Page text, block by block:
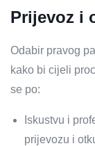
Prijevoz i
Odabir pravog
kako bi cijeli
se po:
Iskustvu i
prijevozu i